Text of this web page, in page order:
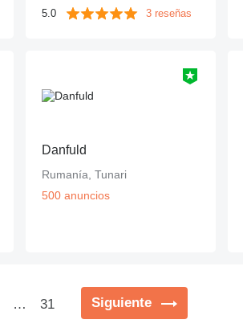
5.0 3 reseñas
Danfuld
Rumanía, Tunari
500 anuncios
… 31 Siguiente